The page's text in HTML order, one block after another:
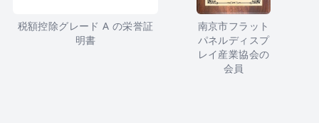
税額控除グレード A の栄誉証
明書
南京市フラット
パネルディスプ
レイ産業協会の
会員